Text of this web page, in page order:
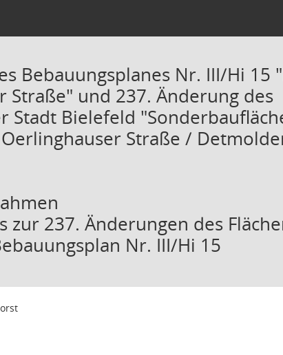
Bebauungsplanes Nr. III/Hi 15
und 237. Änderung des
Stadt Bielefeld
Straße /
zur 237. Änderungen des
Nr. III/Hi 15